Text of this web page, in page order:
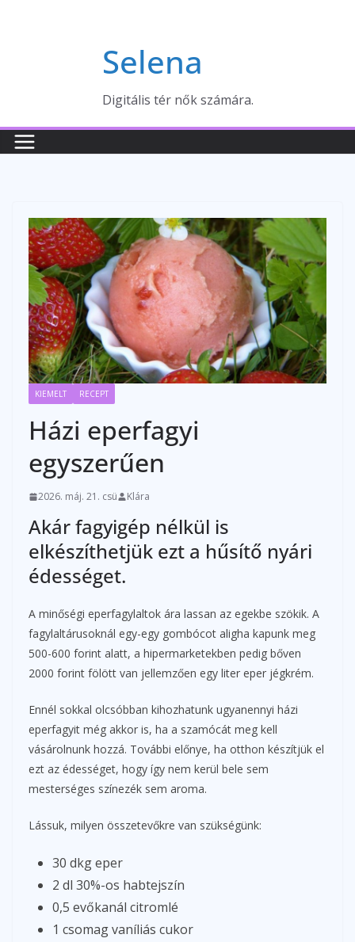
Selena
Digitális tér nők számára.
KIEMELT RECEPT
Házi eperfagyi
egyszerűen
2026. máj. 21. csü Klára
Akár fagyigép nélkül is
elkészíthetjük ezt a hűsítő nyári
édességet.
A minőségi eperfagylaltok ára lassan az egekbe szökik. A
fagylaltárusoknál egy-egy gombócot aligha kapunk meg
500-600 forint alatt, a hipermarketekben pedig bőven
2000 forint fölött van jellemzően egy liter eper jégkrém.
Ennél sokkal olcsóbban kihozhatunk ugyanennyi házi
eperfagyit még akkor is, ha a szamócát meg kell
vásárolnunk hozzá. További előnye, ha otthon készítjük el
ezt az édességet, hogy így nem kerül bele sem
mesterséges színezék sem aroma.
Lássuk, milyen összetevőkre van szükségünk:
30 dkg eper
2 dl 30%-os habtejszín
0,5 evőkanál citromlé
1 csomag vaníliás cukor